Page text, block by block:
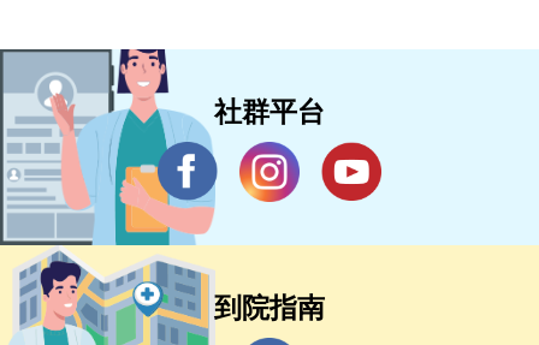
社群平台
到院指南